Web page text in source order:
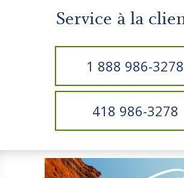
Service à la
1 888 986-3278
418 986-3278